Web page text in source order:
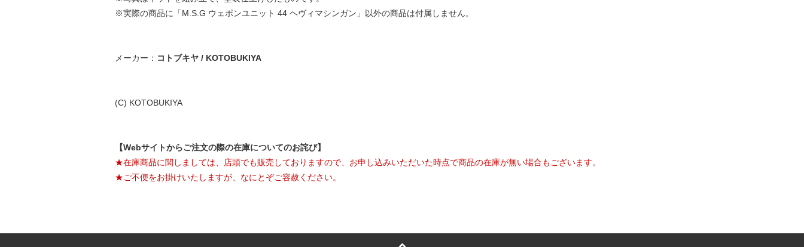
※実際の商品に「M.S.G ウェポンユニット 44 ヘヴィマシンガン」以外の商品は付属しません。
メーカー： コトブキヤ / KOTOBUKIYA
(C) KOTOBUKIYA
【Webサイトからご注文の際の在庫についてのお詫び】
★在庫商品に関しましては、店頭でも販売しておりますので、お申し込みいただいた時点で商品の在庫が無い場合もございます。
★ご不便をお掛けいたしますが、なにとぞご容赦ください。